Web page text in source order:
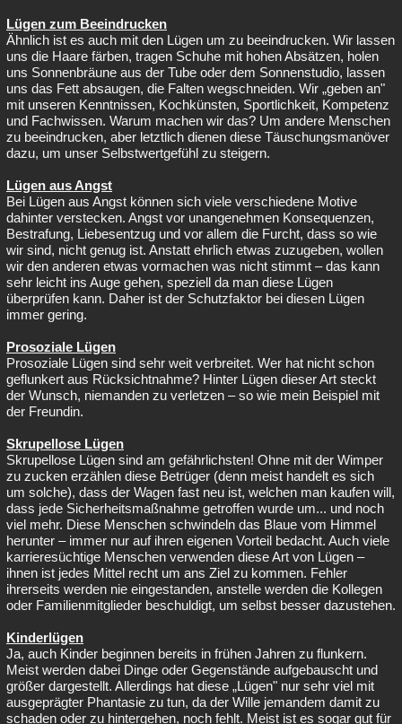
Lügen zum Beeindrucken
Ähnlich ist es auch mit den Lügen um zu beeindrucken. Wir lassen
uns die Haare färben, tragen Schuhe mit hohen Absätzen, holen
uns Sonnenbräune aus der Tube oder dem Sonnenstudio, lassen
uns das Fett absaugen, die Falten wegschneiden. Wir „geben an"
mit unseren Kenntnissen, Kochkünsten, Sportlichkeit, Kompetenz
und Fachwissen. Warum machen wir das? Um andere Menschen
zu beeindrucken, aber letztlich dienen diese Täuschungsmanöver
dazu, um unser Selbstwertgefühl zu steigern.
Lügen aus Angst
Bei Lügen aus Angst können sich viele verschiedene Motive
dahinter verstecken. Angst vor unangenehmen Konsequenzen,
Bestrafung, Liebesentzug und vor allem die Furcht, dass so wie
wir sind, nicht genug ist. Anstatt ehrlich etwas zuzugeben, wollen
wir den anderen etwas vormachen was nicht stimmt – das kann
sehr leicht ins Auge gehen, speziell da man diese Lügen
überprüfen kann. Daher ist der Schutzfaktor bei diesen Lügen
immer gering.
Prosoziale Lügen
Prosoziale Lügen sind sehr weit verbreitet. Wer hat nicht schon
geflunkert aus Rücksichtnahme? Hinter Lügen dieser Art steckt
der Wunsch, niemanden zu verletzen – so wie mein Beispiel mit
der Freundin.
Skrupellose Lügen
Skrupellose Lügen sind am gefährlichsten! Ohne mit der Wimper
zu zucken erzählen diese Betrüger (denn meist handelt es sich
um solche), dass der Wagen fast neu ist, welchen man kaufen will,
dass jede Sicherheitsmaßnahme getroffen wurde um... und noch
viel mehr. Diese Menschen schwindeln das Blaue vom Himmel
herunter – immer nur auf ihren eigenen Vorteil bedacht. Auch viele
karrieresüchtige Menschen verwenden diese Art von Lügen –
ihnen ist jedes Mittel recht um ans Ziel zu kommen. Fehler
ihrerseits werden nie eingestanden, anstelle werden die Kollegen
oder Familienmitglieder beschuldigt, um selbst besser dazustehen.
Kinderlügen
Ja, auch Kinder beginnen bereits in frühen Jahren zu flunkern.
Meist werden dabei Dinge oder Gegenstände aufgebauscht und
größer dargestellt. Allerdings hat diese „Lügen" nur sehr viel mit
ausgeprägter Phantasie zu tun, da der Wille jemandem damit zu
schaden oder zu hintergehen, noch fehlt. Meist ist es sogar gut für